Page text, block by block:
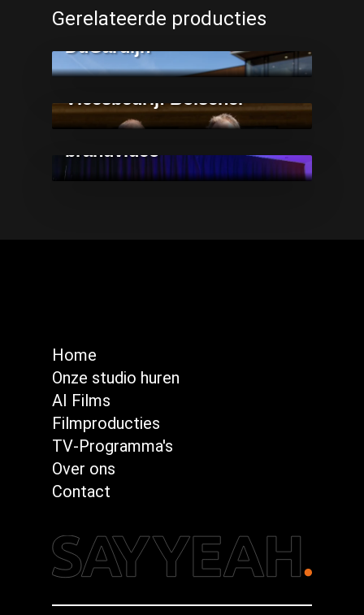
Gerelateerde producties
FamilieZaken
FamilieZaken Uitgekookt &
DuGardijn
FamilieZaken
Melkveehouderij Klaasses &
Vleesbedrijf Bolscher
Creating happy snacking
moments, Intersnack
brandvideo
Home
Onze studio huren
AI Films
Filmproducties
TV-Programma's
Over ons
Contact